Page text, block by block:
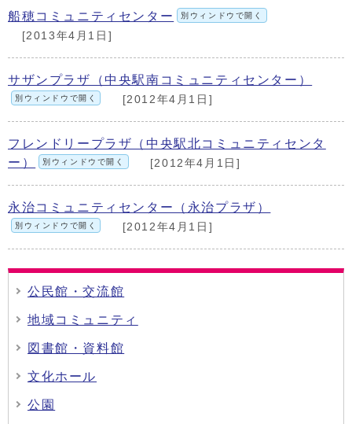
船穂コミュニティセンター 別ウィンドウで開く
[2013年4月1日]
サザンプラザ（中央駅南コミュニティセンター）
別ウィンドウで開く [2012年4月1日]
フレンドリープラザ（中央駅北コミュニティセンタ
ー）
別ウィンドウで開く [2012年4月1日]
永治コミュニティセンター（永治プラザ）
別ウィンドウで開く [2012年4月1日]
公民館・交流館
地域コミュニティ
図書館・資料館
文化ホール
公園